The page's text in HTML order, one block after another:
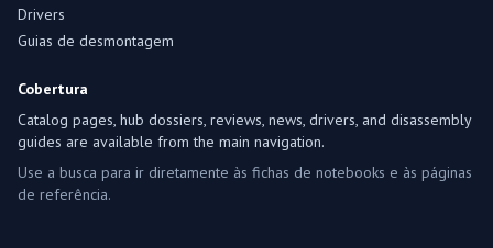
Drivers
Guias de desmontagem
Cobertura
Catalog pages, hub dossiers, reviews, news, drivers, and disassembly
guides are available from the main navigation.
Use a busca para ir diretamente às fichas de notebooks e às páginas
de referência.